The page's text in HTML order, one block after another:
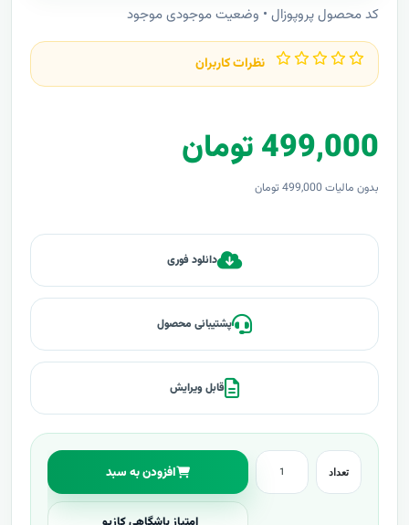
کد محصول پروپوزال • وضعیت موجودی موجود
نظرات کاربران
499,000 تومان
بدون مالیات 499,000 تومان
دانلود فوری
پشتیبانی محصول
قابل ویرایش
تعداد افزودن به سبد